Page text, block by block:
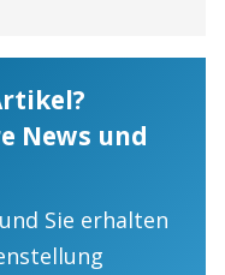
News und
Sie erhalten